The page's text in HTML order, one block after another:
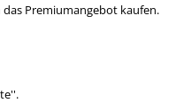
Premiumangebot kaufen.